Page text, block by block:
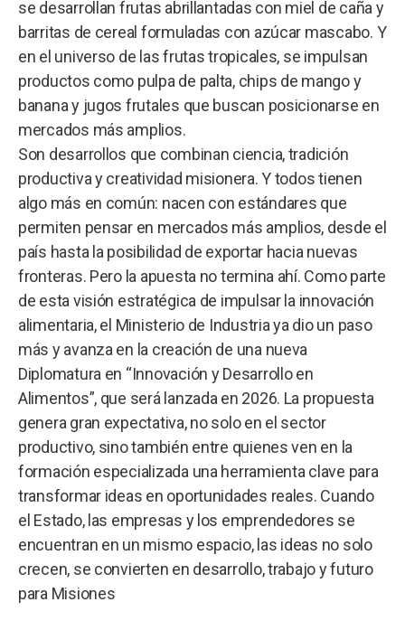
se desarrollan frutas abrillantadas con miel de caña y
barritas de cereal formuladas con azúcar mascabo. Y
en el universo de las frutas tropicales, se impulsan
productos como pulpa de palta, chips de mango y
banana y jugos frutales que buscan posicionarse en
mercados más amplios.
Son desarrollos que combinan ciencia, tradición
productiva y creatividad misionera. Y todos tienen
algo más en común: nacen con estándares que
permiten pensar en mercados más amplios, desde el
país hasta la posibilidad de exportar hacia nuevas
fronteras. Pero la apuesta no termina ahí. Como parte
de esta visión estratégica de impulsar la innovación
alimentaria, el Ministerio de Industria ya dio un paso
más y avanza en la creación de una nueva
Diplomatura en “Innovación y Desarrollo en
Alimentos”, que será lanzada en 2026. La propuesta
genera gran expectativa, no solo en el sector
productivo, sino también entre quienes ven en la
formación especializada una herramienta clave para
transformar ideas en oportunidades reales. Cuando
el Estado, las empresas y los emprendedores se
encuentran en un mismo espacio, las ideas no solo
crecen, se convierten en desarrollo, trabajo y futuro
para Misiones